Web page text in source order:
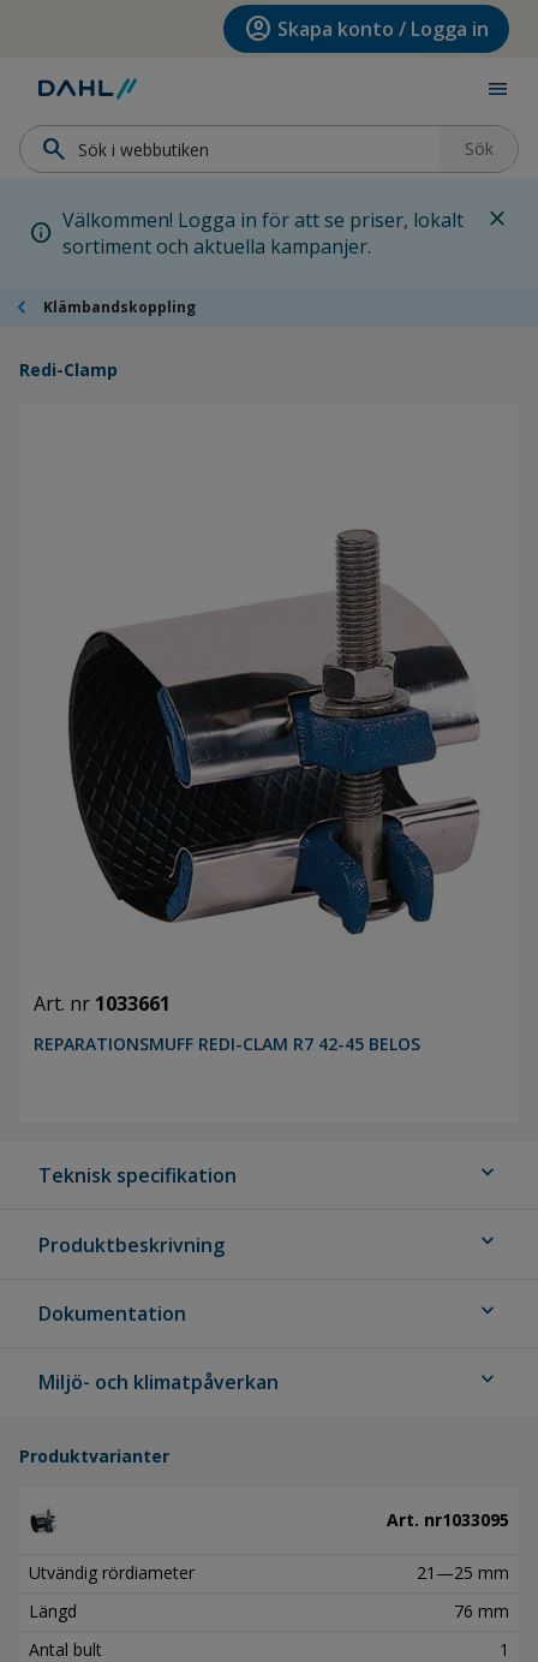
Hoppa till huvudinnehållet account_circle Skapa konto / Logga in
menu
search Sök
info Välkommen! Logga in för att se priser, lokalt
sortiment och aktuella kampanjer.
close
chevron_left Klämbandskoppling
Redi-Clamp
Art. nr 1033661
REPARATIONSMUFF REDI-CLAM R7 42-45 BELOS
Teknisk specifikation expand_more
Produktbeskrivning expand_more
Dokumentation expand_more
Miljö- och klimatpåverkan expand_more
Produktvarianter
Art. nr1033095
Utvändig rördiameter
21—25 mm
Längd
76 mm
Antal bult
1